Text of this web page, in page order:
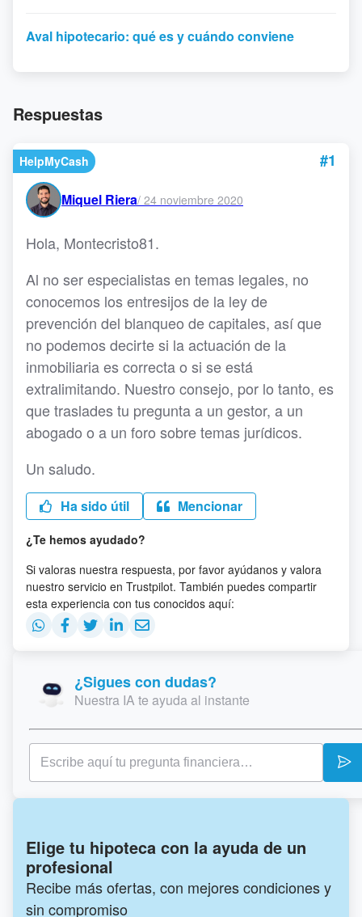
Aval hipotecario: qué es y cuándo conviene
Respuestas
HelpMyCash #1
Miquel Riera/ 24 noviembre 2020
Hola, Montecristo81.
Al no ser especialistas en temas legales, no
conocemos los entresijos de la ley de
prevención del blanqueo de capitales, así que
no podemos decirte si la actuación de la
inmobiliaria es correcta o si se está
extralimitando. Nuestro consejo, por lo tanto, es
que traslades tu pregunta a un gestor, a un
abogado o a un foro sobre temas jurídicos.
Un saludo.
Ha sido útil Mencionar
¿Te hemos ayudado?
Si valoras nuestra respuesta, por favor ayúdanos y valora
nuestro servicio en Trustpilot. También puedes compartir
esta experiencia con tus conocidos aquí:
¿Sigues con dudas?
Nuestra IA te ayuda al instante
Elige tu hipoteca con la ayuda de un
profesional
Recibe más ofertas, con mejores condiciones y
sin compromiso